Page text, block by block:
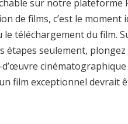
sur notre plateforme
de films, c’est le moment
téléchargement du film.
seulement,
d’œuvre
film exceptionnel devrait
Zenon:
the